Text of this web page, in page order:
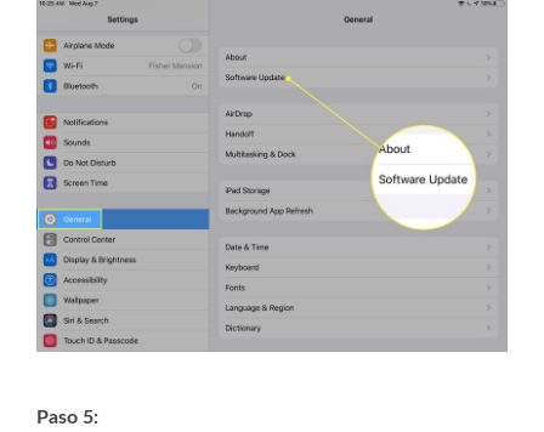
Paso 5: